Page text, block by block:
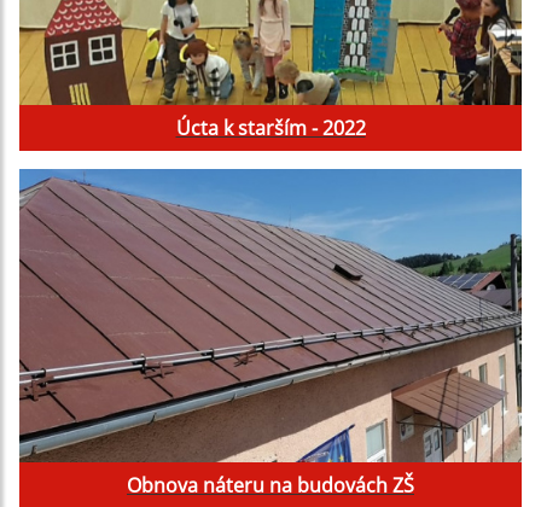
Úcta k starším - 2022
Obnova náteru na budovách ZŠ